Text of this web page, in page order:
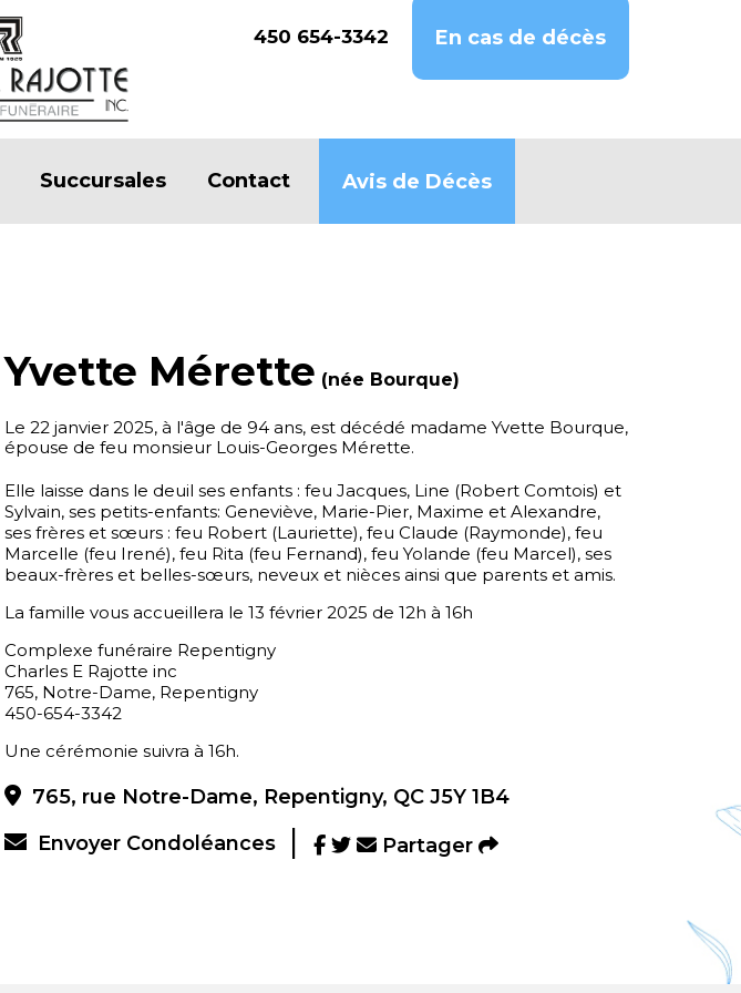
450 654-3342 En cas de décès
Succursales Contact Avis de Décès
Yvette Mérette (née Bourque)
Le 22 janvier 2025, à l'âge de 94 ans, est décédé madame Yvette Bourque,
épouse de feu monsieur Louis-Georges Mérette.
Elle laisse dans le deuil ses enfants : feu Jacques, Line (Robert Comtois) et
Sylvain, ses petits-enfants: Geneviève, Marie-Pier, Maxime et Alexandre,
ses frères et sœurs : feu Robert (Lauriette), feu Claude (Raymonde), feu
Marcelle (feu Irené), feu Rita (feu Fernand), feu Yolande (feu Marcel), ses
beaux-frères et belles-sœurs, neveux et nièces ainsi que parents et amis.
La famille vous accueillera le 13 février 2025 de 12h à 16h
Complexe funéraire Repentigny
Charles E Rajotte inc
765, Notre-Dame, Repentigny
450-654-3342
Une cérémonie suivra à 16h.
765, rue Notre-Dame, Repentigny, QC J5Y 1B4
Envoyer Condoléances
Partager